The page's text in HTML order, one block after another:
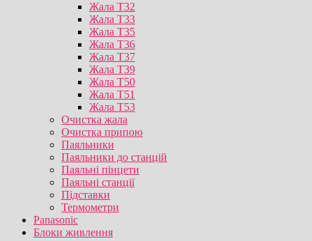
Жала T32
Жала T33
Жала T35
Жала T36
Жала T37
Жала T39
Жала T50
Жала T51
Жала T53
Очистка жала
Очистка припою
Паяльники
Паяльники до станцій
Паяльні пінцети
Паяльні станції
Підставки
Термометри
Panasonic
Блоки живлення